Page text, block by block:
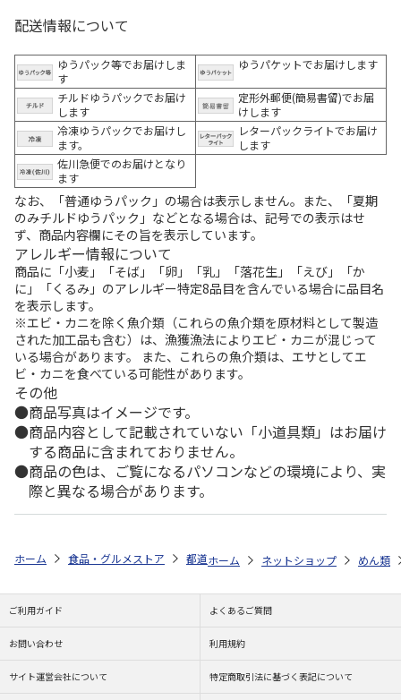
配送情報について
ゆうパック等でお届けしま
す
ゆうパケットでお届けします
チルドゆうパックでお届け
します
定形外郵便(簡易書留)でお届
けします
冷凍ゆうパックでお届けし
ます。
レターパックライトでお届け
します
佐川急便でのお届けとなり
ます
なお、「普通ゆうパック」の場合は表示しません。また、「夏期
のみチルドゆうパック」などとなる場合は、記号での表示はせ
ず、商品内容欄にその旨を表示しています。
アレルギー情報について
商品に「小麦」「そば」「卵」「乳」「落花生」「えび」「か
に」「くるみ」のアレルギー特定8品目を含んでいる場合に品目名
を表示します。
※エビ・カニを除く魚介類（これらの魚介類を原材料として製造
された加工品も含む）は、漁獲漁法によりエビ・カニが混じって
いる場合があります。 また、これらの魚介類は、エサとしてエ
ビ・カニを食べている可能性があります。
その他
商品写真はイメージです。
商品内容として記載されていない「小道具類」はお届け
する商品に含まれておりません。
商品の色は、ご覧になるパソコンなどの環境により、実
際と異なる場合があります。
ホーム 食品・グルメストア 都道府県から探す 長崎県 【冷凍】
ホーム ネットショップ めん類
ご利用ガイド よくあるご質問
お問い合わせ 利用規約
サイト運営会社について 特定商取引法に基づく表記について